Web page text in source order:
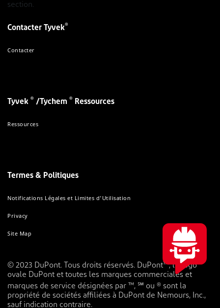
section.
Contacter Tyvek®
Contacter
Tyvek ® /Tychem ® Ressources
Ressources
Termes & Politiques
Notifications Légales et Limites d'Utilisation
Privacy
Site Map
© 2023 DuPont. Tous droits réservés. DuPont™, le logo
ovale DuPont et toutes les marques commerciales et
marques de service désignées par ™, ℠ ou ® sont la
propriété de sociétés affiliées à DuPont de Nemours, Inc.,
sauf indication contraire.